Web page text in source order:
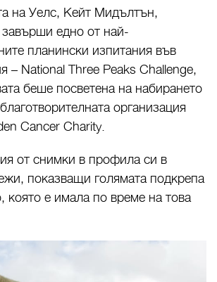
на Уелс, Кейт Мидълтън,
едно от най-
планински изпитания във
– National Three Peaks Challenge,
беше посветена на набирането
организация
Cancer Charity.
от снимки в профила си в
показващи голямата подкрепа
която е имала по време на това